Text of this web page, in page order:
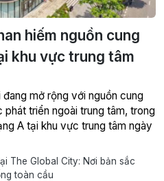
hiếm nguồn cung
khu vực trung tâm
mở rộng với nguồn cung
triển ngoài trung tâm, trong
A tại khu vực trung tâm ngày
The Global City: Nơi bản sắc
toàn cầu